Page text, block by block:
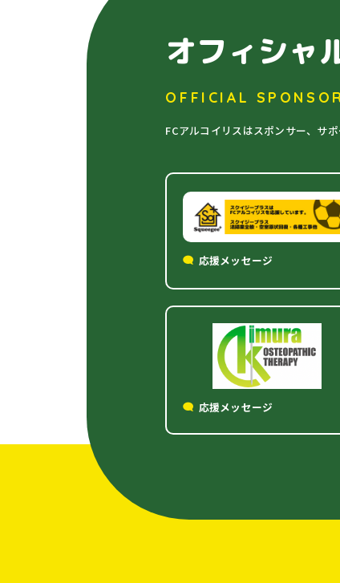
オフィシャ
OFFICIAL
FCアルコイリスはスポンサー、サ
応援メッセージ
応援メッセージ